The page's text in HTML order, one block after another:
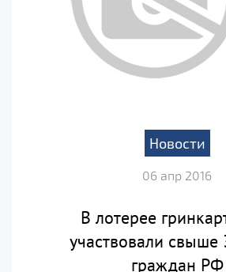
Новости
06 апр 2016
В лотерее
участвовали свыше
граждан РФ